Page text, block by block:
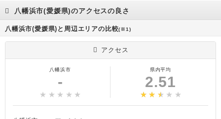
八幡浜市(愛媛県)のアクセスの良さ
八幡浜市(愛媛県)と周辺エリアの比較(※1)
アクセス
八幡浜市
-
県内平均
2.51